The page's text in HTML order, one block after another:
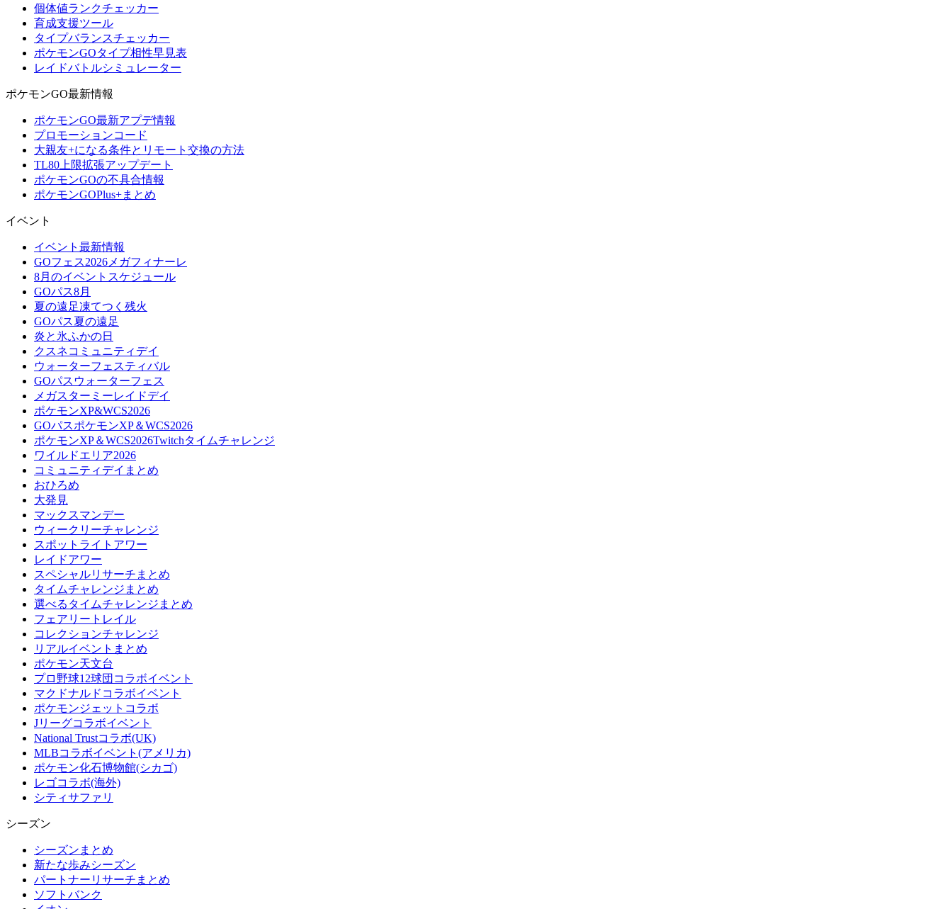
個体値ランクチェッカー
育成支援ツール
タイプバランスチェッカー
ポケモンGOタイプ相性早見表
レイドバトルシミュレーター
ポケモンGO最新情報
ポケモンGO最新アプデ情報
プロモーションコード
大親友+になる条件とリモート交換の方法
TL80上限拡張アップデート
ポケモンGOの不具合情報
ポケモンGOPlus+まとめ
イベント
イベント最新情報
GOフェス2026メガフィナーレ
8月のイベントスケジュール
GOパス8月
夏の遠足凍てつく残火
GOパス夏の遠足
炎と氷ふかの日
クスネコミュニティデイ
ウォーターフェスティバル
GOパスウォーターフェス
メガスターミーレイドデイ
ポケモンXP&WCS2026
GOパスポケモンXP＆WCS2026
ポケモンXP＆WCS2026Twitchタイムチャレンジ
ワイルドエリア2026
コミュニティデイまとめ
おひろめ
大発見
マックスマンデー
ウィークリーチャレンジ
スポットライトアワー
レイドアワー
スペシャルリサーチまとめ
タイムチャレンジまとめ
選べるタイムチャレンジまとめ
フェアリートレイル
コレクションチャレンジ
リアルイベントまとめ
ポケモン天文台
プロ野球12球団コラボイベント
マクドナルドコラボイベント
ポケモンジェットコラボ
Jリーグコラボイベント
National Trustコラボ(UK)
MLBコラボイベント(アメリカ)
ポケモン化石博物館(シカゴ)
レゴコラボ(海外)
シティサファリ
シーズン
シーズンまとめ
新たな歩みシーズン
パートナーリサーチまとめ
ソフトバンク